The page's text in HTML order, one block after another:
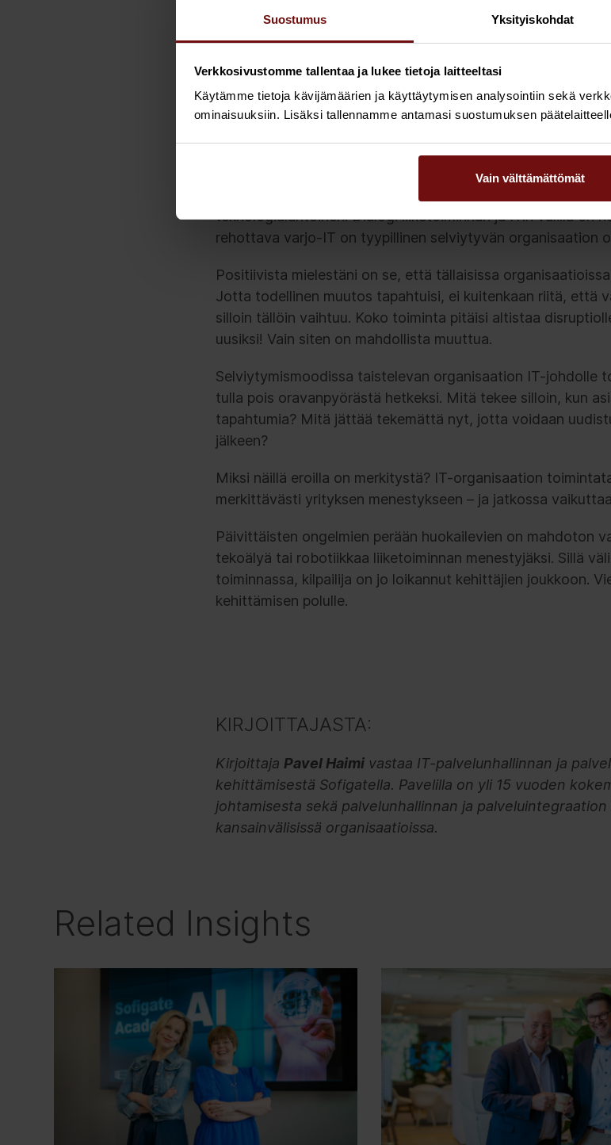
Suostumus Yksityiskohdat
Verkkosivustomme tallentaa ja lukee tietoja laitteeltasi
Käytämme tietoja kävijämäärien ja käyttäytymisen analysointiin sekä
ominaisuuksiin. Lisäksi tallennamme antamasi suostumuksen
Vain välttämättömät
3. Selviytyvät organisaatiot
Selviytyvät organisaatiot ovat kuin aikamatka 2000-luvun
sananmukaisesti selviytymistä. Yllätyksiä ilmenee
hektinen tunnelma vie voimavarat ajatella muutamaa
teknologialähtöinen. Dialogi liiketoiminnan ja IT:n välillä on
rehottava varjo-IT on tyypillinen selviytyvän organisaation
Positiivista mielestäni on se, että tällaisissa
Jotta todellinen muutos tapahtuisi, ei kuitenkaan riitä, että
silloin tällöin vaihtuu. Koko toiminta pitäisi altistaa
uusiksi! Vain siten on mahdollista muuttua.
Selviytymismoodissa taistelevan organisaation IT-johdolle
tulla pois oravanpyörästä hetkeksi. Mitä tekee silloin, kun
tapahtumia? Mitä jättää tekemättä nyt, jotta voidaan
jälkeen?
Miksi näillä eroilla on merkitystä? IT-organisaation
merkittävästi yrityksen menestykseen – ja jatkossa
Päivittäisten ongelmien perään huokailevien on mahdoton
tekoälyä tai robotiikkaa liiketoiminnan menestyjäksi. Sillä
toiminnassa, kilpailija on jo loikannut kehittäjien joukkoon.
kehittämisen polulle.
KIRJOITTAJASTA:
Kirjoittaja Pavel Haimi vastaa IT-palvelunhallinnan ja
kehittämisestä Sofigatella. Pavelilla on yli 15 vuoden
johtamisesta sekä palvelunhallinnan ja
kansainvälisissä organisaatioissa.
Related Insights